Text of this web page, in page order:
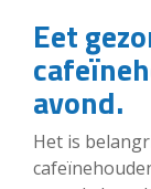
Eet
avond.
Het is